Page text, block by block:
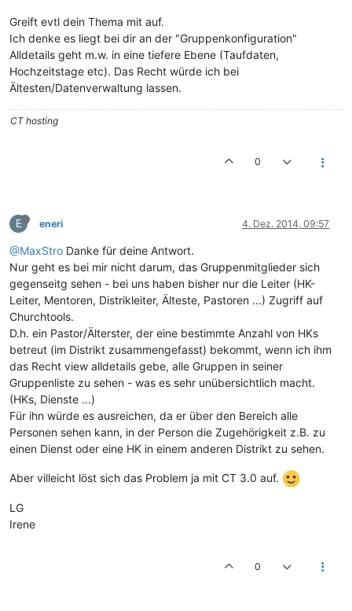
Greift evtl dein Thema mit auf.
Ich denke es liegt bei dir an der "Gruppenkonfiguration"
Alldetails geht m.w. in eine tiefere Ebene (Taufdaten,
Hochzeitstage etc). Das Recht würde ich bei
Ältesten/Datenverwaltung lassen.
CT hosting
0
E eneri 4. Dez. 2014, 09:57
@MaxStro Danke für deine Antwort.
Nur geht es bei mir nicht darum, das Gruppenmitglieder sich
gegenseitg sehen - bei uns haben bisher nur die Leiter (HK-
Leiter, Mentoren, Distrikleiter, Älteste, Pastoren ...) Zugriff auf
Churchtools.
D.h. ein Pastor/Älterster, der eine bestimmte Anzahl von HKs
betreut (im Distrikt zusammengefasst) bekommt, wenn ich ihm
das Recht view alldetails gebe, alle Gruppen in seiner
Gruppenliste zu sehen - was es sehr unübersichtlich macht.
(HKs, Dienste ...)
Für ihn würde es ausreichen, da er über den Bereich alle
Personen sehen kann, in der Person die Zugehörigkeit z.B. zu
einen Dienst oder eine HK in einem anderen Distrikt zu sehen.
Aber villeicht löst sich das Problem ja mit CT 3.0 auf.
LG
Irene
0